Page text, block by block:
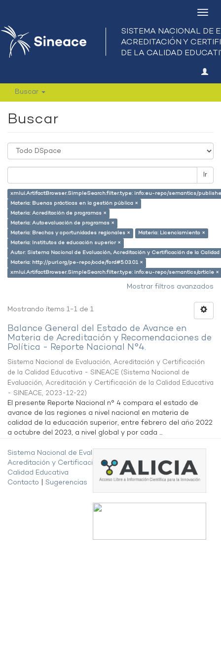
Buscar
Buscar
Ir
xmlui.ArtifactBrowser.SimpleSearch.filter.type: info:eu-repo/semantics/
Materia: Buenas prácticas en la gestión pública ×
Materia: Acreditación de programas ×
Materia: Autoevaluación de programas ×
Materia: Brechas y oportunidades regionales ×
Materia: Licenciamiento ×
Materia: Institutos de educación superior ×
Autor: Sistema Nacional de Evaluación, Acreditación y Certificación de la
Materia: http://purl.org/pe-repo/ocde/ford#5.03.01 ×
xmlui.ArtifactBrowser.SimpleSearch.filter.type: info:eu-repo/semantics/article ×
Mostrar filtros avanzados
Mostrando ítems 1-1 de 1
Balance General del Estado de Avance en
Materia de Acreditación y Recomendaciones de
Política - Reporte Nacional N°4.
Sistema Nacional de Evaluación, Acreditación y Certificación
de la Calidad Educativa - SINEACE (Sistema Nacional de
Evaluación, Acreditación y Certificación de la Calidad Educativa
- SINEACE, 2023-12-22)
El presente Reporte Nacional n° 4 compara el estado de
avance de las regiones a nivel nacional en materia de
calidad de la educación superior, entre febrero del año 2022
a octubre del 2023, a nivel global y por cada ...
Sistema Nacional de Evaluación,
Acreditación y Certificación de la
Calidad Educativa
Contacto
Sugerencias